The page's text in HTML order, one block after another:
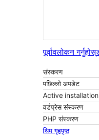
पूर्वावलोकन गर्नुहोस्
संस्करण
पछिल्लो अपडेट
Active
वर्डप्रेस संस्करण
PHP संस्करण
थिम गृहपृष्ठ